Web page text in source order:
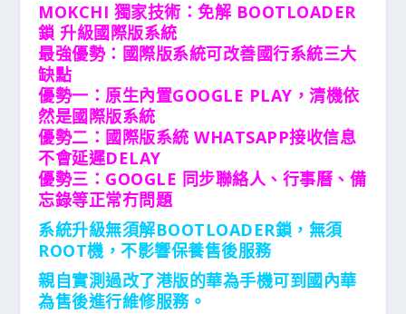
MOKCHI 獨家技術：免解 BOOTLOADER
鎖 升級國際版系統
最強優勢：國際版系統可改善國行系統三大
缺點
優勢一：原生內置GOOGLE PLAY，清機依
然是國際版系統
優勢二：國際版系統 WHATSAPP接收信息
不會延遲DELAY
優勢三：GOOGLE 同步聯絡人、行事曆、備
忘錄等正常冇問題
系統升級無須解BOOTLOADER鎖，無須
ROOT機，不影響保養售後服務
親自實測過改了港版的華為手機可到國內華
為售後進行維修服務。